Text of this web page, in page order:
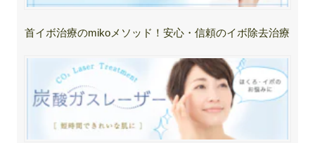
首イボ治療のmikoメソッド！安心・信頼のイボ除去治療